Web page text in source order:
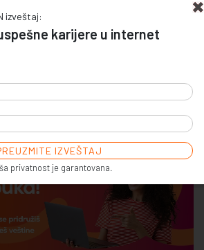
izveštaj:
karijere u internet
privatnost je garantovana.
+381 (0)11 7856 156
E-BUSINESS & E-MARKETING